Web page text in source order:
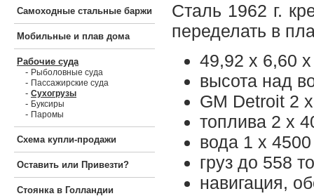
Самоходные стальные баржи
Мобильные и плав дома
Рабочие суда
- Рыболовные суда
- Пассажирские суда
- Сухогрузы
- Буксиры
- Паромы
Схема купли-продажи
Оставить или Привезти?
Стоянка в Голландии
Cталь 1962 г.
переделать в
49,92 х 6,60
высота над
GM Detroit 2
топлива 2 х
вода 1 х
груз до 558
навигация,